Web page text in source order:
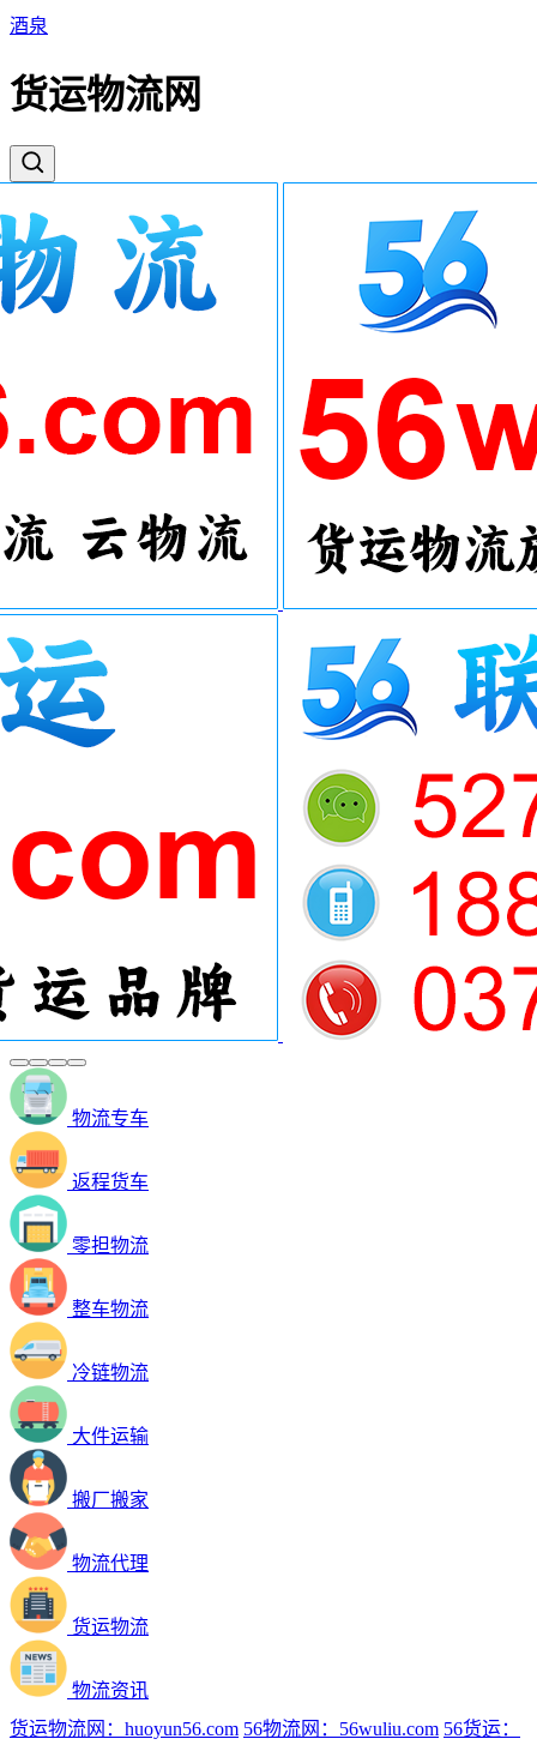
酒泉
货运物流网
物流专车
返程货车
零担物流
整车物流
冷链物流
大件运输
搬厂搬家
物流代理
货运物流
物流资讯
货运物流网：huoyun56.com 56物流网：56wuliu.com 56货运：